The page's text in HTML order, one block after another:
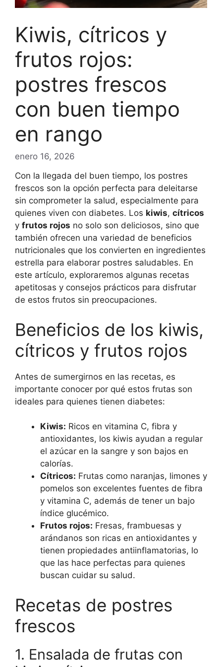
Kiwis, cítricos y
frutos rojos:
postres frescos
con buen tiempo
en rango
enero 16, 2026
Con la llegada del buen tiempo, los postres
frescos son la opción perfecta para deleitarse
sin comprometer la salud, especialmente para
quienes viven con diabetes. Los kiwis, cítricos
y frutos rojos no solo son deliciosos, sino que
también ofrecen una variedad de beneficios
nutricionales que los convierten en ingredientes
estrella para elaborar postres saludables. En
este artículo, exploraremos algunas recetas
apetitosas y consejos prácticos para disfrutar
de estos frutos sin preocupaciones.
Beneficios de los kiwis,
cítricos y frutos rojos
Antes de sumergirnos en las recetas, es
importante conocer por qué estos frutas son
ideales para quienes tienen diabetes:
Kiwis: Ricos en vitamina C, fibra y
antioxidantes, los kiwis ayudan a regular
el azúcar en la sangre y son bajos en
calorías.
Cítricos: Frutas como naranjas, limones y
pomelos son excelentes fuentes de fibra
y vitamina C, además de tener un bajo
índice glucémico.
Frutos rojos: Fresas, frambuesas y
arándanos son ricas en antioxidantes y
tienen propiedades antiinflamatorias, lo
que las hace perfectas para quienes
buscan cuidar su salud.
Recetas de postres
frescos
1. Ensalada de frutas con